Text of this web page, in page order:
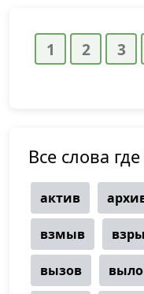
Все слова
актив
взмыв
вызов